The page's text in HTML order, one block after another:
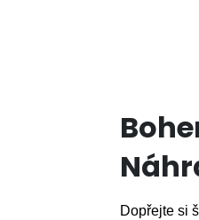
Dopřejte si